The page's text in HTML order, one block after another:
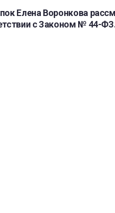
Елена Воронкова
с Законом № 44-